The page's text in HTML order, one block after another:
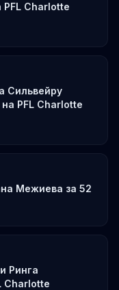
Charlotte
Сильвейру
PFL Charlotte
Межиева за 52
Ринга
Charlotte